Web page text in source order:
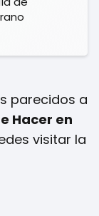
parecidos a
Hacer en
visitar la